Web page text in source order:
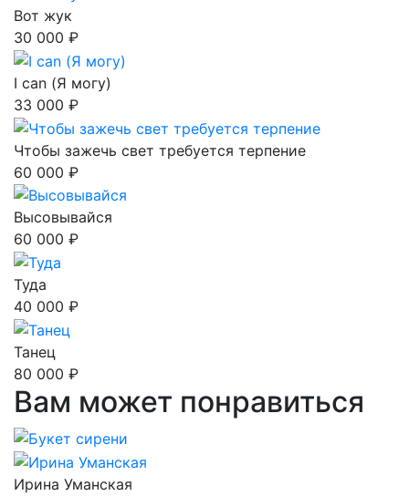
Вот жук
30 000 ₽
I can (Я могу)
33 000 ₽
Чтобы зажечь свет требуется терпение
60 000 ₽
Высовывайся
60 000 ₽
Туда
40 000 ₽
Танец
80 000 ₽
Вам может понравиться
Ирина Уманская